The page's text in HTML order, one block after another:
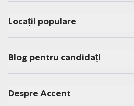
Locații populare
Blog pentru candidați
Despre Accent